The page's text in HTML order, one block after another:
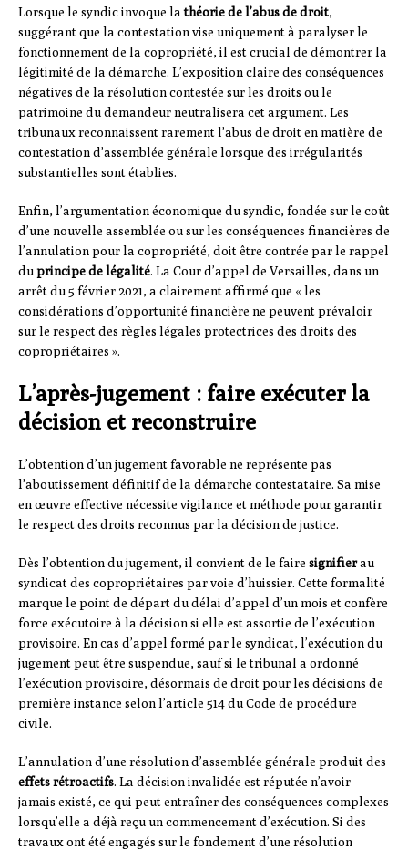
Lorsque le syndic invoque lathéorie de l’abus de droit,
suggérant que la contestation vise uniquement à paralyser le
fonctionnement de la copropriété, il est crucial de démontrer la
légitimité de la démarche. L’exposition claire des conséquences
négatives de la résolution contestée sur les droits ou le
patrimoine du demandeur neutralisera cet argument. Les
tribunaux reconnaissent rarement l’abus de droit en matière de
contestation d’assemblée générale lorsque des irrégularités
substantielles sont établies.
Enfin, l’argumentation économique du syndic, fondée sur le coût
d’une nouvelle assemblée ou sur les conséquences financières de
l’annulation pour la copropriété, doit être contrée par le rappel
duprincipe de légalité. La Cour d’appel de Versailles, dans un
arrêt du 5 février 2021, a clairement affirmé que « les
considérations d’opportunité financière ne peuvent prévaloir
sur le respect des règles légales protectrices des droits des
copropriétaires ».
L’après-jugement : faire exécuter la
décision et reconstruire
L’obtention d’un jugement favorable ne représente pas
l’aboutissement définitif de la démarche contestataire. Sa mise
en œuvre effective nécessite vigilance et méthode pour garantir
le respect des droits reconnus par la décision de justice.
Dès l’obtention du jugement, il convient de le faire signifierau
syndicat des copropriétaires par voie d’huissier. Cette formalité
marque le point de départ du délai d’appel d’un mois et confère
force exécutoire à la décision si elle est assortie de l’exécution
provisoire. En cas d’appel formé par le syndicat, l’exécution du
jugement peut être suspendue, sauf si le tribunal a ordonné
l’exécution provisoire, désormais de droit pour les décisions de
première instance selon l’article 514 du Code de procédure
civile.
L’annulation d’une résolution d’assemblée générale produit des
effets rétroactifs. La décision invalidée est réputée n’avoir
jamais existé, ce qui peut entraîner des conséquences complexes
lorsqu’elle a déjà reçu un commencement d’exécution. Si des
travaux ont été engagés sur le fondement d’une résolution